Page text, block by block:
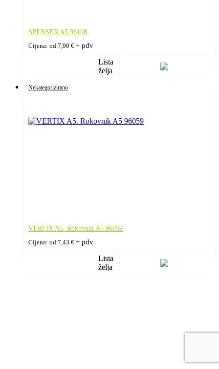
SPENSER A5 96108
Cijena: od 7,90 € + pdv
Lista
želja
Nekategorizirano
VERTIX A5. Rokovnik A5 96059
Cijena: od 7,43 € + pdv
Lista
želja